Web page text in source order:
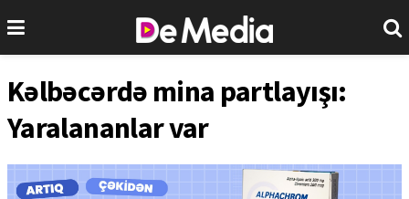
Kəlbəcərdə mina partlayışı:
Yaralananlar var